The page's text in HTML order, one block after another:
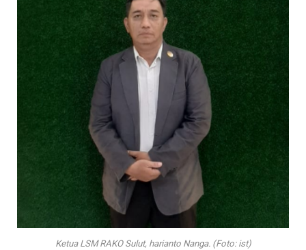
Ketua LSM RAKO Sulut, harianto Nanga. (Foto: ist)